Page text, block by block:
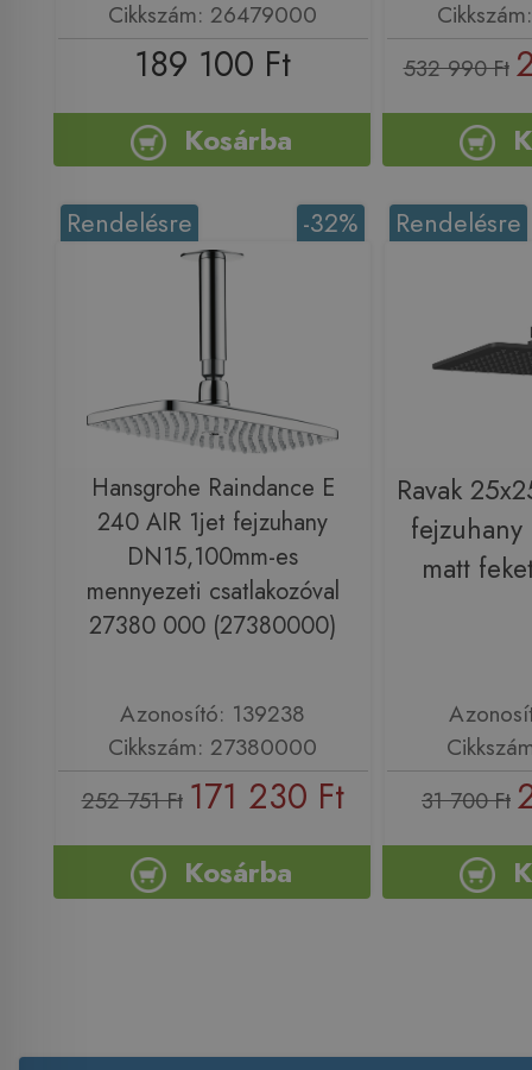
Cikkszám: 26479000
189 100 Ft
Kosárba
532 990 Ft
-32%
Rendelésre
Hansgrohe Raindance E
240 AIR 1jet fejzuhany
DN15,100mm-es
mennyezeti csatlakozóval
27380 000 (27380000)
Azonosító: 139238
Cikkszám: 27380000
252 751 Ft 171 230 Ft
Kosárba
Rendelésre
Ravak
matt
31 700 Ft